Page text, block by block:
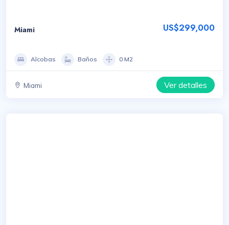
Miami US$299,000
Alcobas Baños 0 M2
Miami Ver detalles